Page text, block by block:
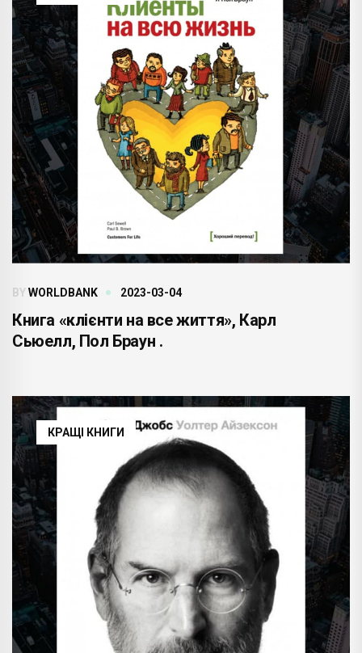
BYWORLDBANK 2023-03-04
Книга «клієнти на все життя», Карл
Сьюелл, Пол Браун .
КРАЩІ КНИГИ